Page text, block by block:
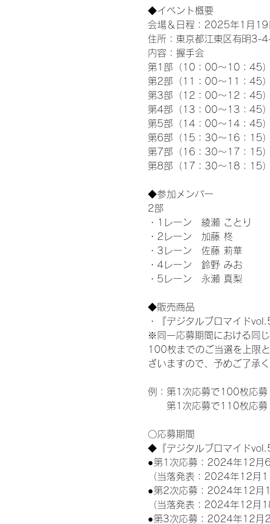
◆イベント概要
会場＆日程：2025年1月
住所：東京都江東区有明3-
内容：握手会
第1部（10：00～10：45）
第2部（11：00～11：45）
第3部（12：00～12：45）
第4部（13：00～13：45）
第5部（14：00～14：45）
第6部（15：30～16：15）
第7部（16：30～17：15）
第8部（17：30～18：15）
◆参加メンバー
2部
・1レーン　綾瀬 ことり
・2レーン　加藤 柊
・3レーン　佐藤 莉華
・4レーン　鈴野 みお
・5レーン　永瀬 真梨
◆販売商品
・『デジタルブロマイド
※同一応募期間における同
100枚までのご当選を上限
ざいますので、予めご了承く
例：第1次応募で100枚応
第1次応募で110枚応募
〇応募期間
◆『デジタルブロマイド
●第1次応募：2024年12
（当落発表：2024年12月
●第2次応募：2024年12
（当落発表：2024年12月
●第3次応募：2024年12